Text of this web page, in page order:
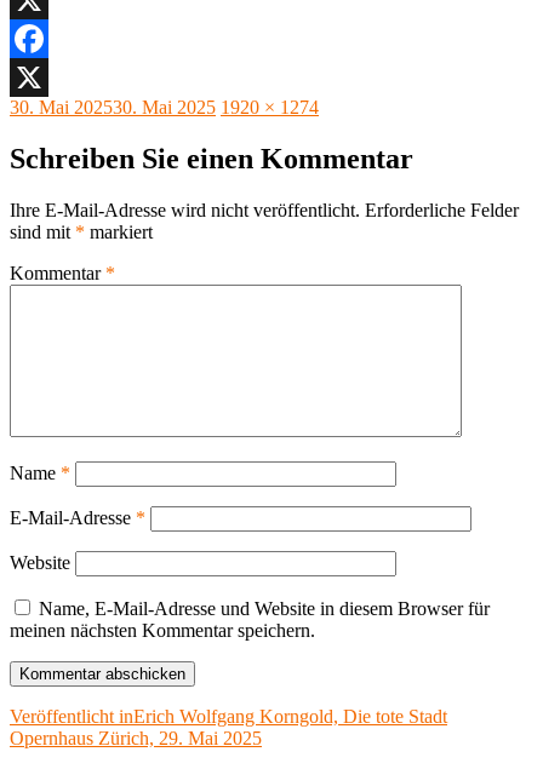
X
Facebook
X
Veröffentlicht
30. Mai 202530. Mai 2025 Originalgröße
1920 × 1274
Schreiben Sie einen Kommentar
Ihre E-Mail-Adresse wird nicht veröffentlicht. Erforderliche Felder
sind mit * markiert
Kommentar *
Name *
E-Mail-Adresse *
Website
Name, E-Mail-Adresse und Website in diesem Browser für
meinen nächsten Kommentar speichern.
Beitragsnavigation
Veröffentlicht inErich Wolfgang Korngold, Die tote Stadt
Opernhaus Zürich, 29. Mai 2025